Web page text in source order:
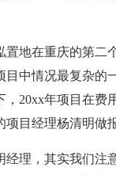
置地在重庆的第二
目中情况最复杂的
，20xx年项目在
目经理杨清明做
经理，其实我们注